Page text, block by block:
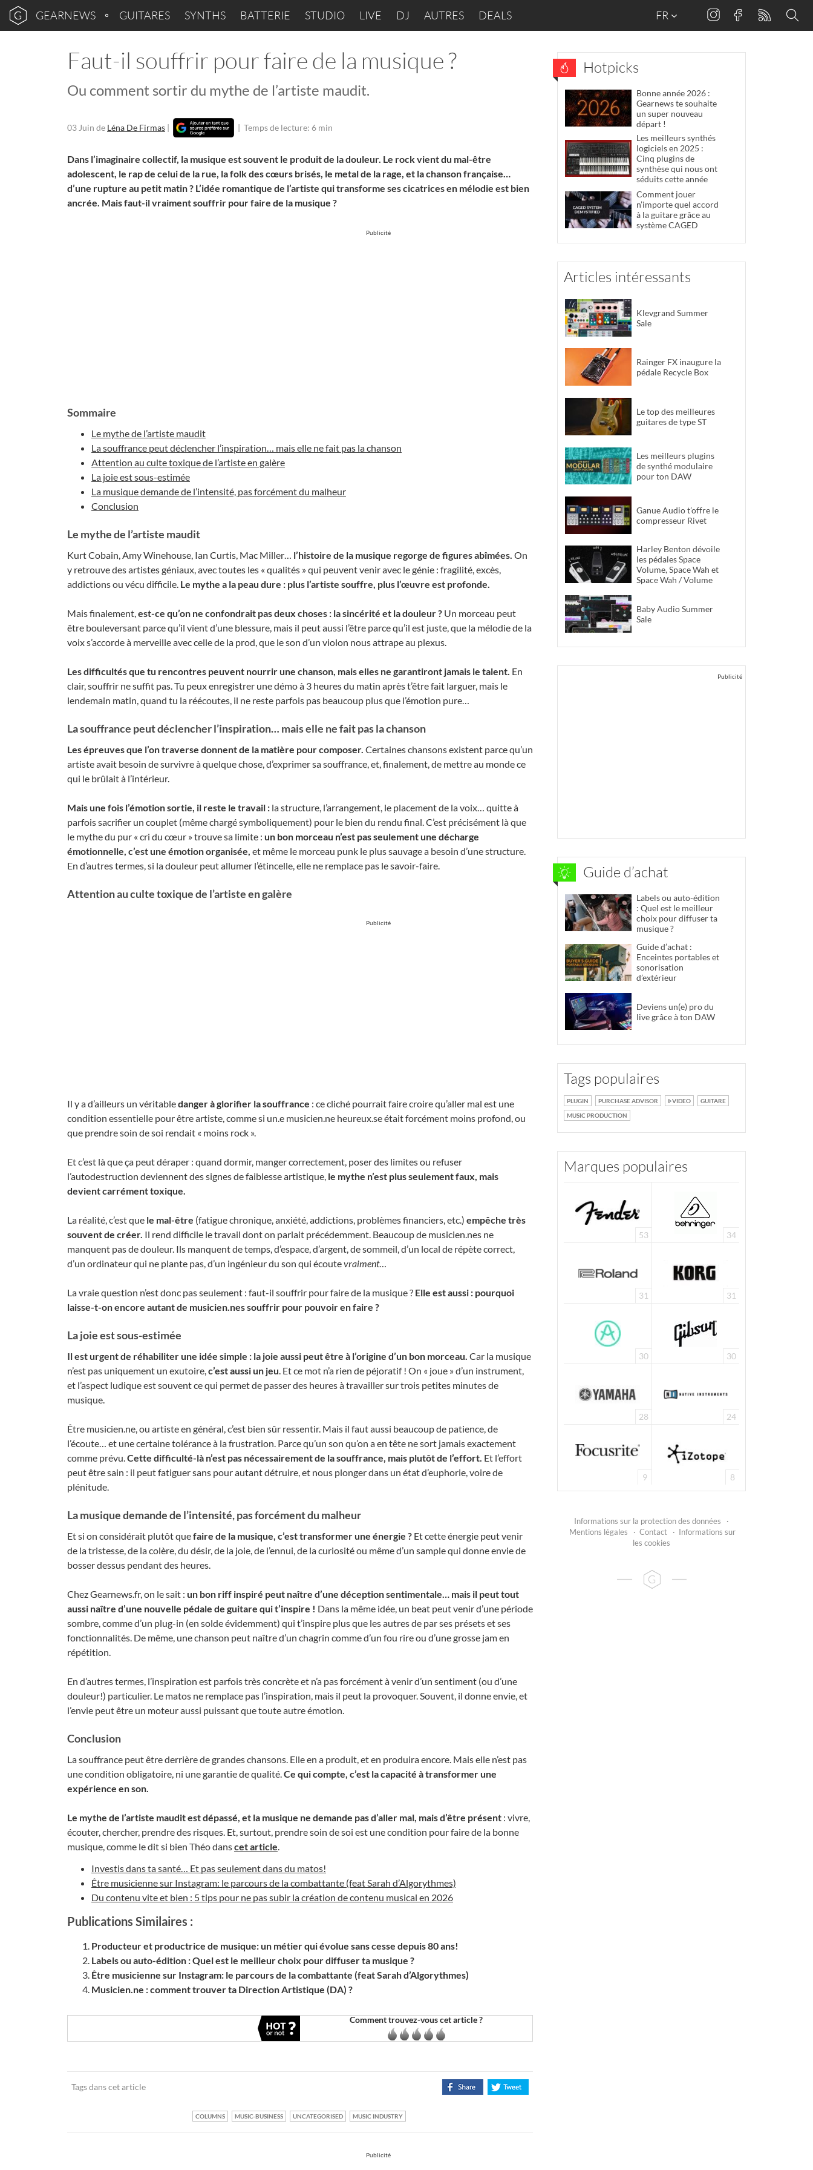
GEARNEWS GUITARES SYNTHS BATTERIE STUDIO LIVE DJ AUTRES DEALS FR
Faut-il souffrir pour faire de la musique ?
Ou comment sortir du mythe de l’artiste maudit.
03 Juin de Léna De Firmas | | Temps de lecture: 6 min
Dans l’imaginaire collectif, la musique est souvent le produit de la douleur. Le rock vient du mal-être
adolescent, le rap de celui de la rue, la folk des cœurs brisés, le metal de la rage, et la chanson française…
d’une rupture au petit matin ? L’idée romantique de l’artiste qui transforme ses cicatrices en mélodie est bien
ancrée. Mais faut-il vraiment souffrir pour faire de la musique ?
Publicité
Sommaire
Le mythe de l’artiste maudit
La souffrance peut déclencher l’inspiration… mais elle ne fait pas la chanson
Attention au culte toxique de l’artiste en galère
La joie est sous-estimée
La musique demande de l’intensité, pas forcément du malheur
Conclusion
Le mythe de l’artiste maudit
Kurt Cobain, Amy Winehouse, Ian Curtis, Mac Miller… l’histoire de la musique regorge de figures abîmées. On
y retrouve des artistes géniaux, avec toutes les « qualités » qui peuvent venir avec le génie : fragilité, excès,
addictions ou vécu difficile. Le mythe a la peau dure : plus l’artiste souffre, plus l’œuvre est profonde.
Mais finalement,est-ce qu’on ne confondrait pas deux choses : la sincérité et la douleur ? Un morceau peut
être bouleversant parce qu’il vient d’une blessure, mais il peut aussi l’être parce qu’il est juste, que la mélodie de la
voix s’accorde à merveille avec celle de la prod, que le son d’un violon nous attrape au plexus.
Les difficultés que tu rencontres peuvent nourrir une chanson, mais elles ne garantiront jamais le talent. En
clair, souffrir ne suffit pas. Tu peux enregistrer une démo à 3 heures du matin après t’être fait larguer, mais le
lendemain matin, quand tu la réécoutes, il ne reste parfois pas beaucoup plus que l’émotion pure…
La souffrance peut déclencher l’inspiration… mais elle ne fait pas la chanson
Les épreuves que l’on traverse donnent de la matière pour composer. Certaines chansons existent parce qu’un
artiste avait besoin de survivre à quelque chose, d’exprimer sa souffrance, et, finalement, de mettre au monde ce
qui le brûlait à l’intérieur.
Mais une fois l’émotion sortie, il reste le travail : la structure, l’arrangement, le placement de la voix… quitte à
parfois sacrifier un couplet (même chargé symboliquement) pour le bien du rendu final. C’est précisément là que
le mythe du pur « cri du cœur » trouve sa limite : un bon morceau n’est pas seulement une décharge
émotionnelle, c’est une émotion organisée, et même le morceau punk le plus sauvage a besoin d’une structure.
En d’autres termes, si la douleur peut allumer l’étincelle, elle ne remplace pas le savoir-faire.
Attention au culte toxique de l’artiste en galère
Publicité
Il y a d’ailleurs un véritabledanger à glorifier la souffrance : ce cliché pourrait faire croire qu’aller mal est une
condition essentielle pour être artiste, comme si un.e musicien.ne heureux.se était forcément moins profond, ou
que prendre soin de soi rendait « moins rock ».
Et c’est là que ça peut déraper : quand dormir, manger correctement, poser des limites ou refuser
l’autodestruction deviennent des signes de faiblesse artistique, le mythe n’est plus seulement faux, mais
devient carrément toxique.
La réalité, c’est que le mal-être (fatigue chronique, anxiété, addictions, problèmes financiers, etc.) empêche très
souvent de créer. Il rend difficile le travail dont on parlait précédemment. Beaucoup de musicien.nes ne
manquent pas de douleur. Ils manquent de temps, d’espace, d’argent, de sommeil, d’un local de répète correct,
d’un ordinateur qui ne plante pas, d’un ingénieur du son qui écoutevraiment…
La vraie question n’est donc pas seulement : faut-il souffrir pour faire de la musique ? Elle est aussi : pourquoi
laisse-t-on encore autant de musicien.nes souffrir pour pouvoir en faire ?
La joie est sous-estimée
Il est urgent de réhabiliter une idée simple : la joie aussi peut être à l’origine d’un bon morceau. Car la musique
n’est pas uniquement un exutoire,c’est aussi un jeu. Et ce mot n’a rien de péjoratif ! On « joue » d’un instrument,
et l’aspect ludique est souvent ce qui permet de passer des heures à travailler sur trois petites minutes de
musique.
Être musicien.ne, ou artiste en général, c’est bien sûr ressentir. Mais il faut aussi beaucoup de patience, de
l’écoute… et une certaine tolérance à la frustration. Parce qu’un son qu’on a en tête ne sort jamais exactement
comme prévu.Cette difficulté-là n’est pas nécessairement de la souffrance, mais plutôt de l’effort. Et l’effort
peut être sain : il peut fatiguer sans pour autant détruire, et nous plonger dans un état d’euphorie, voire de
plénitude.
La musique demande de l’intensité, pas forcément du malheur
Et si on considérait plutôt quefaire de la musique, c’est transformer une énergie ? Et cette énergie peut venir
de la tristesse, de la colère, du désir, de la joie, de l’ennui, de la curiosité ou même d’un sample qui donne envie de
bosser dessus pendant des heures.
Chez Gearnews.fr, on le sait : un bon riff inspiré peut naître d’une déception sentimentale… mais il peut tout
aussi naître d’une nouvelle pédale de guitare qui t’inspire ! Dans la même idée, un beat peut venir d’une période
sombre, comme d’un plug-in (en solde évidemment) qui t’inspire plus que les autres de par ses présets et ses
fonctionnalités. De même, une chanson peut naître d’un chagrin comme d’un fou rire ou d’une grosse jam en
répétition.
En d’autres termes, l’inspiration est parfois très concrète et n’a pas forcément à venir d’un sentiment (ou d’une
douleur!) particulier. Le matos ne remplace pas l’inspiration, mais il peut la provoquer. Souvent, il donne envie, et
l’envie peut être un moteur aussi puissant que toute autre émotion.
Conclusion
La souffrance peut être derrière de grandes chansons. Elle en a produit, et en produira encore. Mais elle n’est pas
une condition obligatoire, ni une garantie de qualité.Ce qui compte, c’est la capacité à transformer une
expérience en son.
Le mythe de l’artiste maudit est dépassé, et la musique ne demande pas d’aller mal, mais d’être présent : vivre,
écouter, chercher, prendre des risques. Et, surtout, prendre soin de soi est une condition pour faire de la bonne
musique, comme le dit si bien Théo danscet article.
Investis dans ta santé… Et pas seulement dans du matos!
Être musicienne sur Instagram: le parcours de la combattante (feat Sarah d’Algorythmes)
Du contenu vite et bien : 5 tips pour ne pas subir la création de contenu musical en 2026
Publications Similaires :
Producteur et productrice de musique: un métier qui évolue sans cesse depuis 80 ans!
Labels ou auto-édition : Quel est le meilleur choix pour diffuser ta musique ?
Être musicienne sur Instagram: le parcours de la combattante (feat Sarah d’Algorythmes)
Musicien.ne : comment trouver ta Direction Artistique (DA) ?
Comment trouvez-vous cet article ?
Tags dans cet article
COLUMNS MUSIC-BUSINESS UNCATEGORISED MUSIC INDUSTRY
Publicité
Hotpicks
Bonne année 2026 :
Gearnews te souhaite
un super nouveau
départ !
Les meilleurs synthés
logiciels en 2025 :
Cinq plugins de
synthèse qui nous ont
séduits cette année
Comment jouer
n’importe quel accord
à la guitare grâce au
système CAGED
Articles intéressants
Klevgrand Summer
Sale
Rainger FX inaugure la
pédale Recycle Box
Le top des meilleures
guitares de type ST
Les meilleurs plugins
de synthé modulaire
pour ton DAW
Ganue Audio t’offre le
compresseur Rivet
Harley Benton dévoile
les pédales Space
Volume, Space Wah et
Space Wah / Volume
Baby Audio Summer
Sale
Publicité
Guide d’achat
Labels ou auto-édition
: Quel est le meilleur
choix pour diffuser ta
musique ?
Guide d’achat :
Enceintes portables et
sonorisation
d’extérieur
Deviens un(e) pro du
live grâce à ton DAW
Tags populaires
PLUGIN PURCHASE ADVISOR VIDEO
GUITARE
MUSIC PRODUCTION
Marques populaires
53 34
31 31
30 30
28 24
9 8
Informations sur la protection des données
·
Mentions légales
· Contact · Informations sur
les cookies